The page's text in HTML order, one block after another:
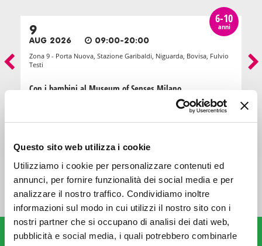
Questo sito web utilizza i cookie
Utilizziamo i cookie per personalizzare contenuti ed
annunci, per fornire funzionalità dei social media e per
analizzare il nostro traffico. Condividiamo inoltre
informazioni sul modo in cui utilizzi il nostro sito con i
nostri partner che si occupano di analisi dei dati web,
pubblicità e social media, i quali potrebbero combinarle
6-10
anni
9
AUG 2026 09:00-20:00
Zona 9 - Porta Nuova, Stazione Garibaldi, Niguarda, Bovisa, Fulvio
Testi
Con i bambini al Museum of Senses Milano
Parchi e itinerari VAI AI PARCHI E AGLI ITINERARI